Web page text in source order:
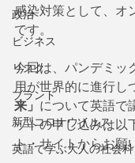
政治
ビジネス
リスク
ブランド
新型コロナウイルス
英語で学ぶ大人の社会科
感染対策として、オ
です。
今回は、パンデミッ
用が世界的に進行し
来」 について英語で
ットの申し込みは以
ト・サイトからお願